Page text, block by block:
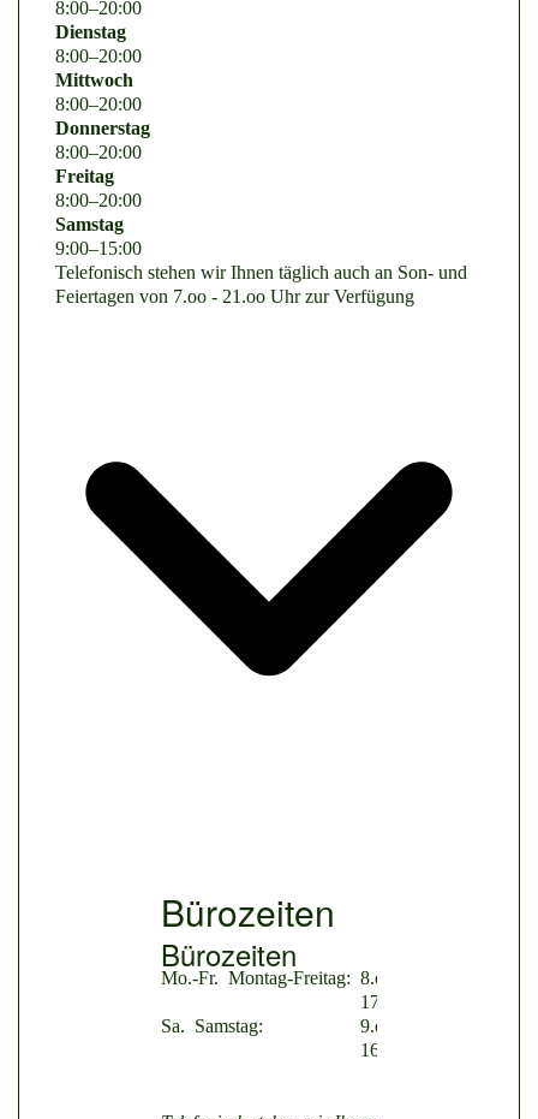
8:00–20:00
Dienstag
8:00–20:00
Mittwoch
8:00–20:00
Donnerstag
8:00–20:00
Freitag
8:00–20:00
Samstag
9:00–15:00
Telefonisch stehen wir Ihnen täglich auch an Son- und
Feiertagen von 7.oo - 21.oo Uhr zur Verfügung
Bürozeiten
Bürozeiten
Mo.-Fr. Montag-Freitag: 8.oo-
17.oo
Sa. Samstag:
9.oo-
16.oo